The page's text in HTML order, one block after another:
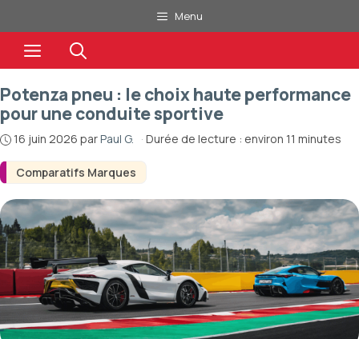
au
contenu
Menu
Menu
Comparatifs Marques
Potenza pneu : le choix haute performance
pour une conduite sportive
16 juin 2026 parPaul G. · Durée de lecture : environ 11 minutes